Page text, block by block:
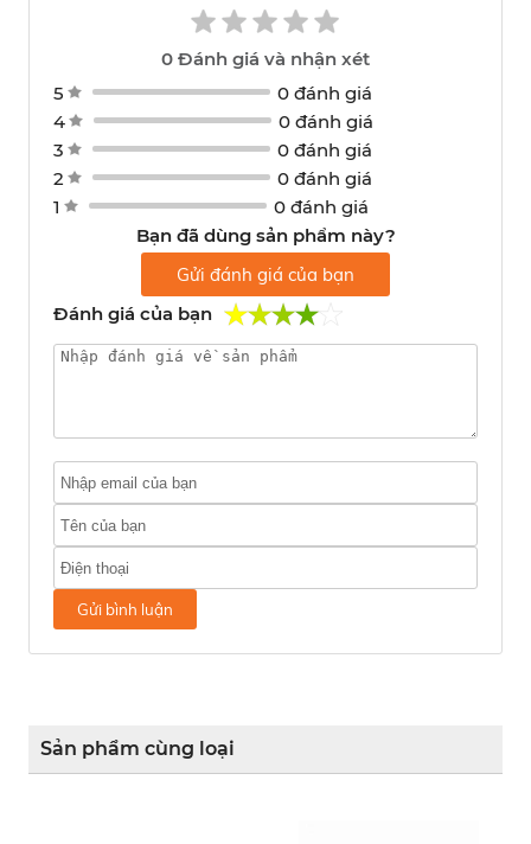
0 Đánh giá và nhận xét
5
0 đánh giá
4
0 đánh giá
3
0 đánh giá
2
0 đánh giá
1
0 đánh giá
Bạn đã dùng sản phẩm này?
Gửi đánh giá của bạn
Đánh giá của bạn
Gửi bình luận
Sản phẩm cùng loại